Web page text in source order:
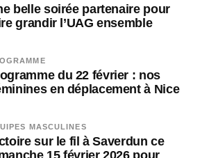
belle soirée partenaire pour
grandir l’UAG ensemble
du 22 février : nos
en déplacement à Nice
MASCULINES
sur le fil à Saverdun ce
15 février 2026 pour